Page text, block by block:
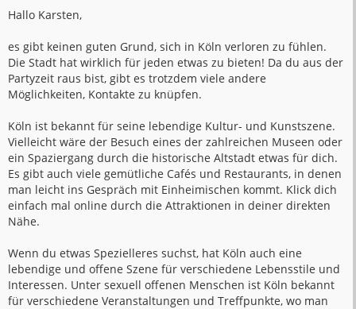
i
t
a
g
Hallo Karsten,
es gibt keinen guten Grund, sich in Köln verloren zu fühlen.
Die Stadt hat wirklich für jeden etwas zu bieten! Da du aus der
Partyzeit raus bist, gibt es trotzdem viele andere
Möglichkeiten, Kontakte zu knüpfen.
Köln ist bekannt für seine lebendige Kultur- und Kunstszene.
Vielleicht wäre der Besuch eines der zahlreichen Museen oder
ein Spaziergang durch die historische Altstadt etwas für dich.
Es gibt auch viele gemütliche Cafés und Restaurants, in denen
man leicht ins Gespräch mit Einheimischen kommt. Klick dich
einfach mal online durch die Attraktionen in deiner direkten
Nähe.
Wenn du etwas Spezielleres suchst, hat Köln auch eine
lebendige und offene Szene für verschiedene Lebensstile und
Interessen. Unter sexuell offenen Menschen ist Köln bekannt
für verschiedene Veranstaltungen und Treffpunkte, wo man